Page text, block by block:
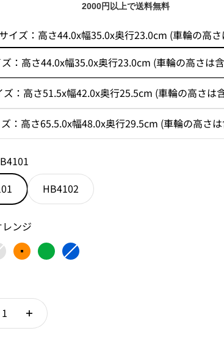
2000円以上で送料無料
イズ：高さ44.0x幅35.0x奥行23.0cm (車輪の高
：高さ44.0x幅35.0x奥行23.0cm (車輪の高さは
ズ：高さ51.5x幅42.0x奥行25.5cm (車輪の高さは
：高さ65.5.0x幅48.0x奥行29.5cm (車輪の高さ
HB4102
レンジ
透明オレンジグリーンブルー